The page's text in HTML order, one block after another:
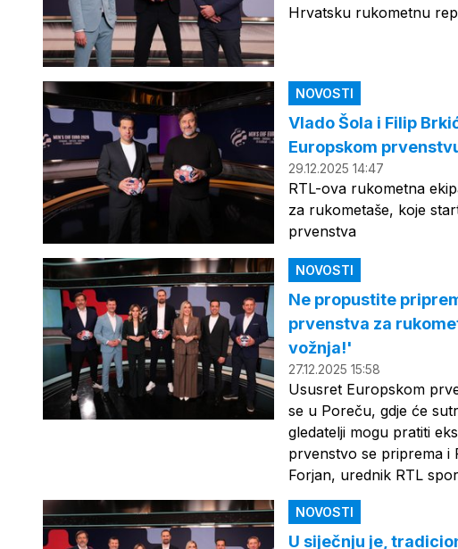
Hrvatsku rukometnu
NOVOSTI
Vlado Šola i Filip
Europskom
29.12.2025 14:47
RTL-ova rukometna
za rukometaše, koje
prvenstva
NOVOSTI
Ne propustite
prvenstva za
vožnja!'
27.12.2025 15:58
Ususret Europskom
se u Poreču, gdje će
gledatelji mogu pratiti
prvenstvo se priprema i
Forjan, urednik RTL
NOVOSTI
U siječnju je,